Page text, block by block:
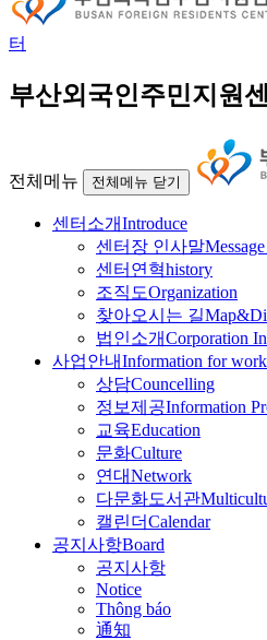
터
부산외국인주민지원
전체메뉴 전체메뉴 닫기
센터소개Introduce
센터장 인사말
센터연혁history
조직도Organization
찾아오시는 길
법인소개Corporation
사업안내Information for work
상담Councelling
정보제공Information
교육Education
문화Culture
연대Network
다문화도서관
캘린더Calendar
공지사항Board
공지사항
Notice
Thông báo
通知